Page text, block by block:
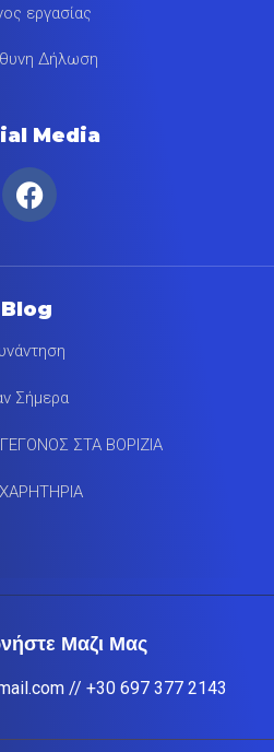
εργασίας
Δήλωση
Media
Blog
Σήμερα
ΣΤΑ ΒΟΡΙΖΙΑ
Μαζι Μας
// +30 697 377 2143